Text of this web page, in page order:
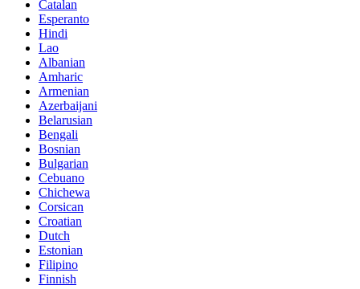
Catalan
Esperanto
Hindi
Lao
Albanian
Amharic
Armenian
Azerbaijani
Belarusian
Bengali
Bosnian
Bulgarian
Cebuano
Chichewa
Corsican
Croatian
Dutch
Estonian
Filipino
Finnish